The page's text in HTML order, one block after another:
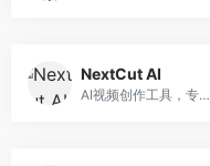
NextCut AI
AI视频创作工具，专注于智能剪辑和视频生成。面向视频创作者，提供智能剪辑、视频生成、特效添加等功能，剪辑效率高，适合快节奏内容生产。